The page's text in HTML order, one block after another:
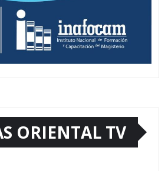
ORIENTAL TV